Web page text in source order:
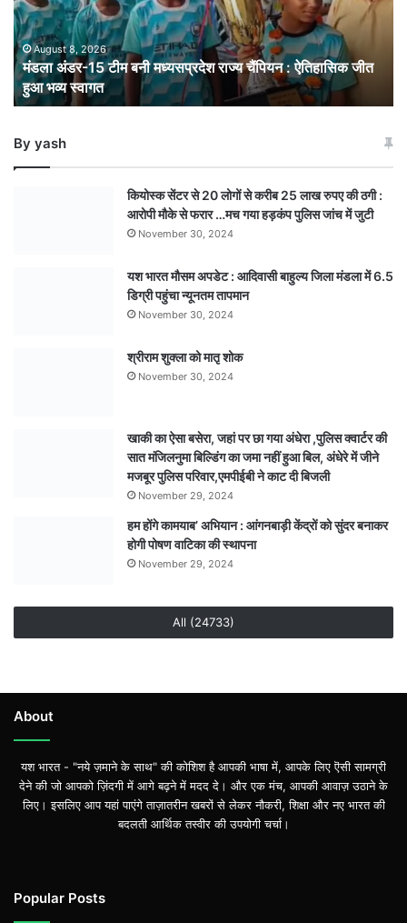
राज्य
चैंपियन
: ऐतिहासिक
जीत
हुआ
भव्य
August 8, 2026
मंडला अंडर-15 टीम बनी मध्यसप्रदेश राज्य चैंपियन : ऐतिहासिक जीत
हुआ भव्य स्वागत
By yash
कियोस्क सेंटर से 20 लोगों से करीब 25 लाख रुपए की ठगी :
आरोपी मौके से फरार …मच गया हड़कंप पुलिस जांच में जुटी
November 30, 2024
यश भारत मौसम अपडेट : आदिवासी बाहुल्य जिला मंडला में 6.5
डिग्री पहुंचा न्यूनतम तापमान
November 30, 2024
श्रीराम शुक्ला को मातृ शोक
November 30, 2024
खाकी का ऐसा बसेरा, जहां पर छा गया अंधेरा ,पुलिस क्वार्टर की
सात मंजिलनुमा बिल्डिंग का जमा नहीं हुआ बिल, अंधेरे में जीने
मजबूर पुलिस परिवार,एमपीईबी ने काट दी बिजली
November 29, 2024
हम होंगे कामयाब’ अभियान : आंगनबाड़ी केंद्रों को सुंदर बनाकर
होगी पोषण वाटिका की स्थापना
November 29, 2024
All (24733)
About
यश भारत - "नये ज़माने के साथ" की कोशिश है आपकी भाषा में, आपके लिए ऎसी सामग्री
देने की जो आपको ज़िंदगी में आगे बढ़ने में मदद दे। और एक मंच, आपकी आवाज़ उठाने के
लिए। इसलिए आप यहां पाएंगे ताज़ातरीन खबरों से लेकर नौकरी, शिक्षा और नए भारत की
बदलती आर्थिक तस्वीर की उपयोगी चर्चा।
Popular Posts